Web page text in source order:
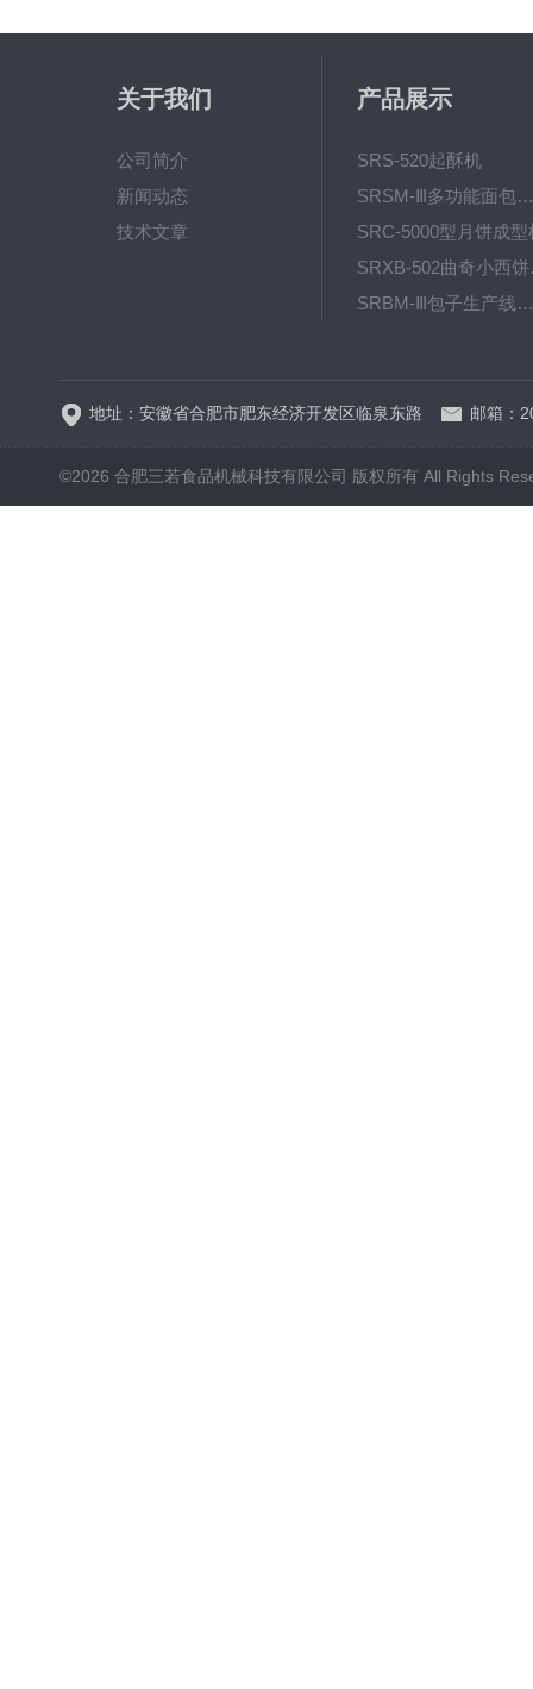
关于我们
公司简介
新闻动态
技术文章
产品展示
SRS-520起酥机
SRSM-Ⅲ多功能面包生产线 酥饼机
SRC-5000型月饼成型
SRBM-Ⅲ包子生产线（包子机）
地址：安徽省合肥市肥东经济开发区临泉东路 邮箱：
©2026 合肥三若食品机械科技有限公司 版权所有 All Rights